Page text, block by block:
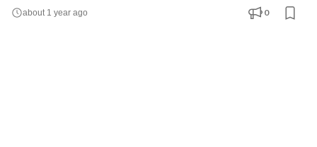
ティングアドバイザーを募集します。 ＜業務内容＞ ▼求職者に対
して ・面談、求人情報の案内 ・業務スタートまでの研修対応 ・
about 1 year ago 0